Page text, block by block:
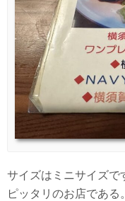
サイズはミニサイズで
ピッタリのお店である。